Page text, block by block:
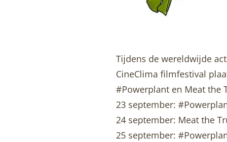
Tijdens de wereldwijde
CineClima filmfestival
#Powerplant en Meat the
23 september:
24 september: Meat the
25 september: